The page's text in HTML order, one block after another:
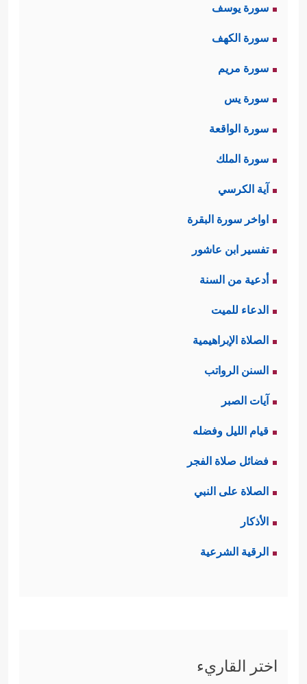
سورة يوسف
سورة الكهف
سورة مريم
سورة يس
سورة الواقعة
سورة الملك
آية الكرسي
اواخر سورة البقرة
تفسير ابن عاشور
أدعية من السنة
الدعاء للميت
الصلاة الإبراهيمية
السنن الرواتب
آيات الصبر
قيام الليل وفضله
فضائل صلاة الفجر
الصلاة على النبي
الأذكار
الرقية الشرعية
اختر القاريء